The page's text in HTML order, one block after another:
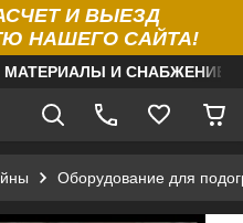
И ВЫЕЗД
НАШЕГО САЙТА!
МАТЕРИАЛЫ И
Оборудование для